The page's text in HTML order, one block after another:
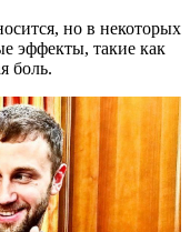
но в некоторых
эффекты, такие как
боль.